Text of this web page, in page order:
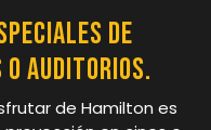
de
o auditorios.
de Hamilton es